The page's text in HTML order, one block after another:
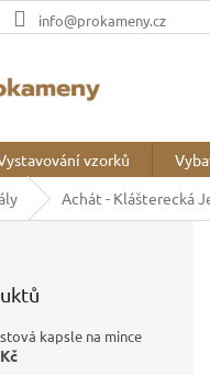
info@prokameny.cz
vzorků
Achát - Klášterecká
kapsle na mince